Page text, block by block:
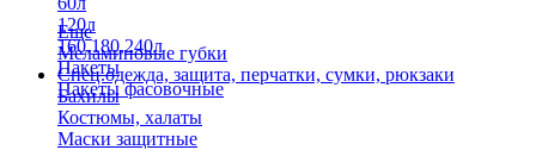
120л
160,180,240л
Пакеты
Пакеты фасовочные
Еще
Меламиновые губки
Спец.одежда, защита, перчатки, сумки, рюкзаки
Бахилы
Костюмы, халаты
Маски защитные